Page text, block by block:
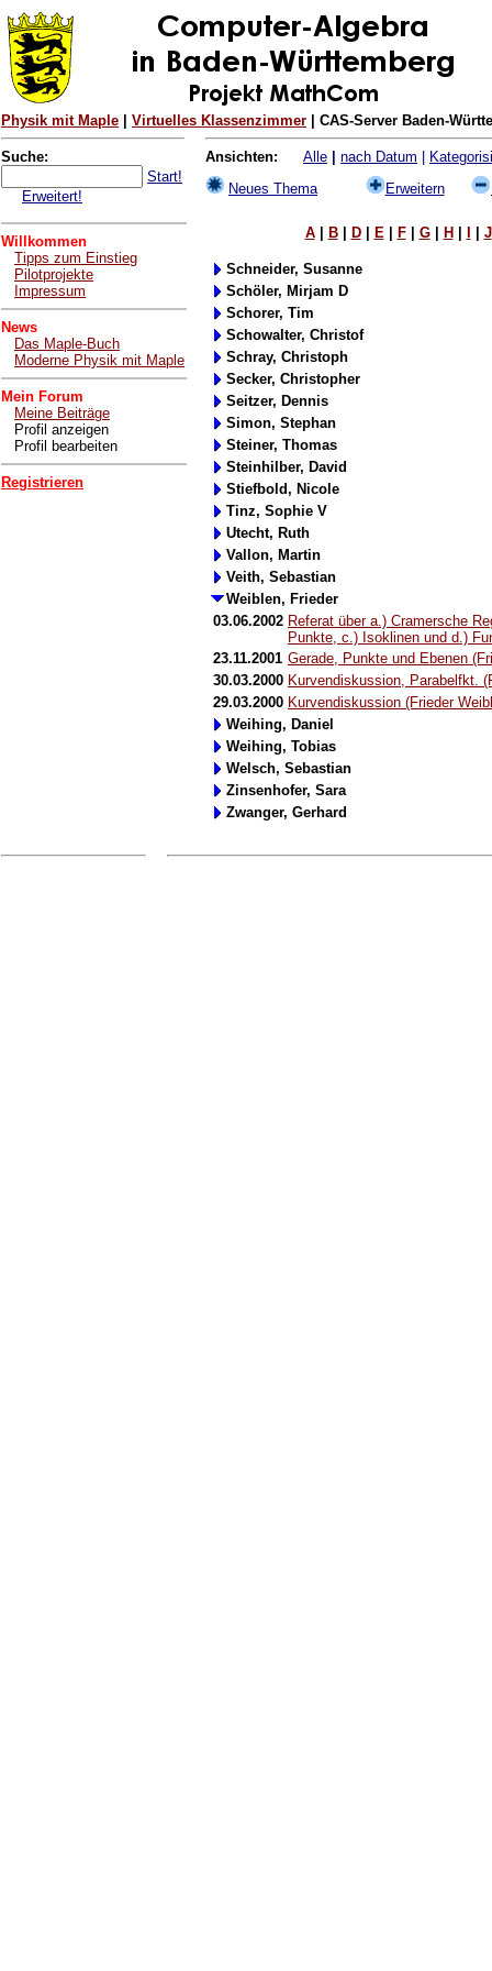
Physik mit Maple Virtuelles Klassenzimmer | CAS-Server Baden-
Suche:
Start!
Erweitert!
Willkommen
Tipps zum Einstieg
Pilotprojekte
Impressum
News
Das Maple-Buch
Moderne Physik mit Maple
Mein Forum
Meine Beiträge
Profil anzeigen
Profil bearbeiten
Registrieren
Ansichten: Alle nach Datum
Neues Thema
Erweitern
A| B| D| E| F| G| H J
Schneider, Susanne
Schöler, Mirjam D
Schorer, Tim
Schowalter, Christof
Schray, Christoph
Secker, Christopher
Seitzer, Dennis
Simon, Stephan
Steiner, Thomas
Steinhilber, David
Stiefbold, Nicole
Tinz, Sophie V
Utecht, Ruth
Vallon, Martin
Veith, Sebastian
Weiblen, Frieder
03.06.2002 Referat über a.) Cramersche
Punkte, c.) Isoklinen und d.)
23.11.2001 Gerade, Punkte und Ebenen
30.03.2000 Kurvendiskussion, Parabelfkt.
29.03.2000 Kurvendiskussion (Frieder
Weihing, Daniel
Weihing, Tobias
Welsch, Sebastian
Zinsenhofer, Sara
Zwanger, Gerhard